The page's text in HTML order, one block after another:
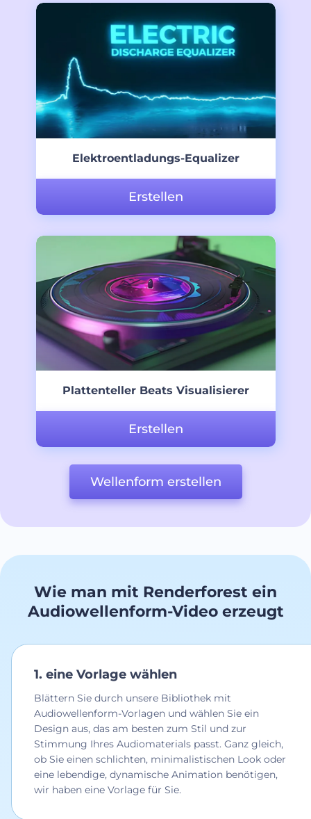
Elektroentladungs-Equalizer
Erstellen
Plattenteller Beats Visualisierer
Erstellen
Wellenform erstellen
Wie man mit Renderforest ein
Audiowellenform-Video erzeugt
1. eine Vorlage wählen
Blättern Sie durch unsere Bibliothek mit
Audiowellenform-Vorlagen und wählen Sie ein
Design aus, das am besten zum Stil und zur
Stimmung Ihres Audiomaterials passt. Ganz gleich,
ob Sie einen schlichten, minimalistischen Look oder
eine lebendige, dynamische Animation benötigen,
wir haben eine Vorlage für Sie.